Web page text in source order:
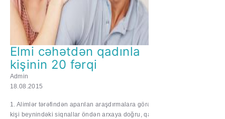
Elmi cəhətdən qadınla
kişinin 20 fərqi
Admin
18.08.2015
1. Alimlər tərəfindən aparılan araşdırmalara görə,
kişi beynindəki siqnallar öndən arxaya doğru, qadın